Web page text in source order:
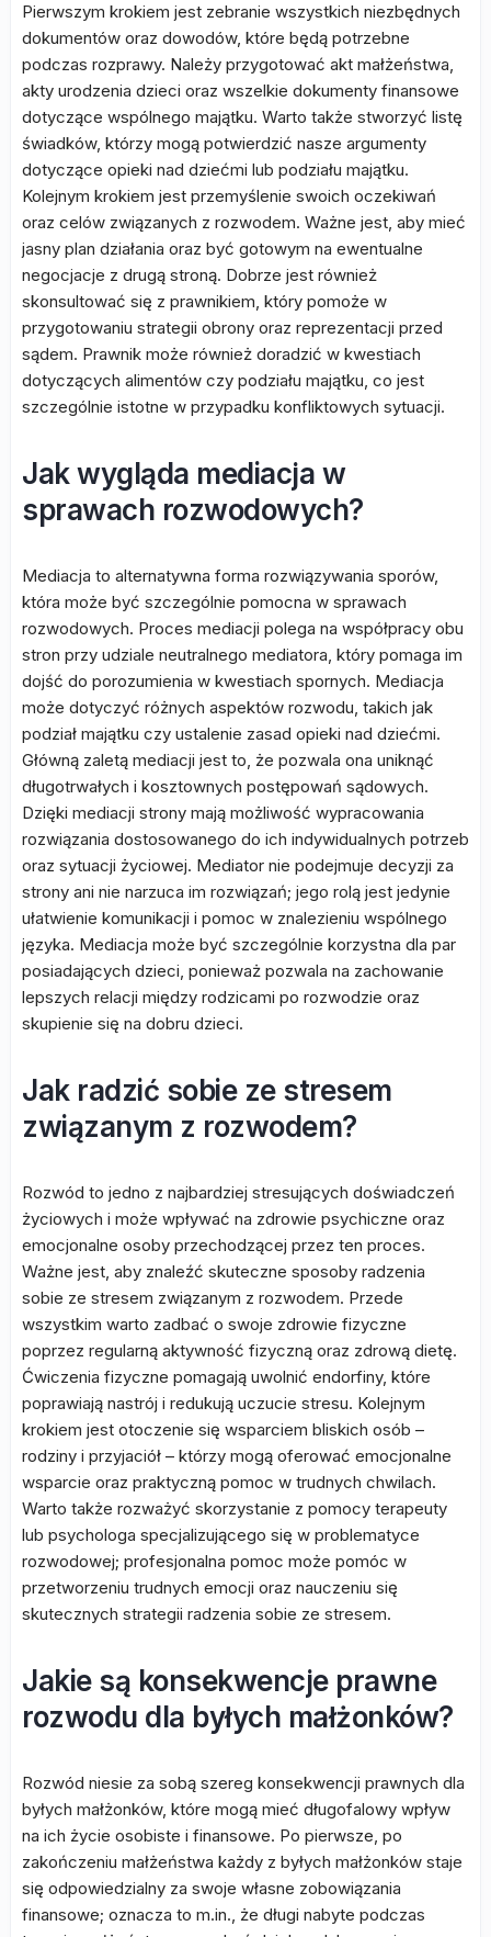
Pierwszym krokiem jest zebranie wszystkich niezbędnych
dokumentów oraz dowodów, które będą potrzebne
podczas rozprawy. Należy przygotować akt małżeństwa,
akty urodzenia dzieci oraz wszelkie dokumenty finansowe
dotyczące wspólnego majątku. Warto także stworzyć listę
świadków, którzy mogą potwierdzić nasze argumenty
dotyczące opieki nad dziećmi lub podziału majątku.
Kolejnym krokiem jest przemyślenie swoich oczekiwań
oraz celów związanych z rozwodem. Ważne jest, aby mieć
jasny plan działania oraz być gotowym na ewentualne
negocjacje z drugą stroną. Dobrze jest również
skonsultować się z prawnikiem, który pomoże w
przygotowaniu strategii obrony oraz reprezentacji przed
sądem. Prawnik może również doradzić w kwestiach
dotyczących alimentów czy podziału majątku, co jest
szczególnie istotne w przypadku konfliktowych sytuacji.
Jak wygląda mediacja w
sprawach rozwodowych?
Mediacja to alternatywna forma rozwiązywania sporów,
która może być szczególnie pomocna w sprawach
rozwodowych. Proces mediacji polega na współpracy obu
stron przy udziale neutralnego mediatora, który pomaga im
dojść do porozumienia w kwestiach spornych. Mediacja
może dotyczyć różnych aspektów rozwodu, takich jak
podział majątku czy ustalenie zasad opieki nad dziećmi.
Główną zaletą mediacji jest to, że pozwala ona uniknąć
długotrwałych i kosztownych postępowań sądowych.
Dzięki mediacji strony mają możliwość wypracowania
rozwiązania dostosowanego do ich indywidualnych potrzeb
oraz sytuacji życiowej. Mediator nie podejmuje decyzji za
strony ani nie narzuca im rozwiązań; jego rolą jest jedynie
ułatwienie komunikacji i pomoc w znalezieniu wspólnego
języka. Mediacja może być szczególnie korzystna dla par
posiadających dzieci, ponieważ pozwala na zachowanie
lepszych relacji między rodzicami po rozwodzie oraz
skupienie się na dobru dzieci.
Jak radzić sobie ze stresem
związanym z rozwodem?
Rozwód to jedno z najbardziej stresujących doświadczeń
życiowych i może wpływać na zdrowie psychiczne oraz
emocjonalne osoby przechodzącej przez ten proces.
Ważne jest, aby znaleźć skuteczne sposoby radzenia
sobie ze stresem związanym z rozwodem. Przede
wszystkim warto zadbać o swoje zdrowie fizyczne
poprzez regularną aktywność fizyczną oraz zdrową dietę.
Ćwiczenia fizyczne pomagają uwolnić endorfiny, które
poprawiają nastrój i redukują uczucie stresu. Kolejnym
krokiem jest otoczenie się wsparciem bliskich osób –
rodziny i przyjaciół – którzy mogą oferować emocjonalne
wsparcie oraz praktyczną pomoc w trudnych chwilach.
Warto także rozważyć skorzystanie z pomocy terapeuty
lub psychologa specjalizującego się w problematyce
rozwodowej; profesjonalna pomoc może pomóc w
przetworzeniu trudnych emocji oraz nauczeniu się
skutecznych strategii radzenia sobie ze stresem.
Jakie są konsekwencje prawne
rozwodu dla byłych małżonków?
Rozwód niesie za sobą szereg konsekwencji prawnych dla
byłych małżonków, które mogą mieć długofalowy wpływ
na ich życie osobiste i finansowe. Po pierwsze, po
zakończeniu małżeństwa każdy z byłych małżonków staje
się odpowiedzialny za swoje własne zobowiązania
finansowe; oznacza to m.in., że długi nabyte podczas